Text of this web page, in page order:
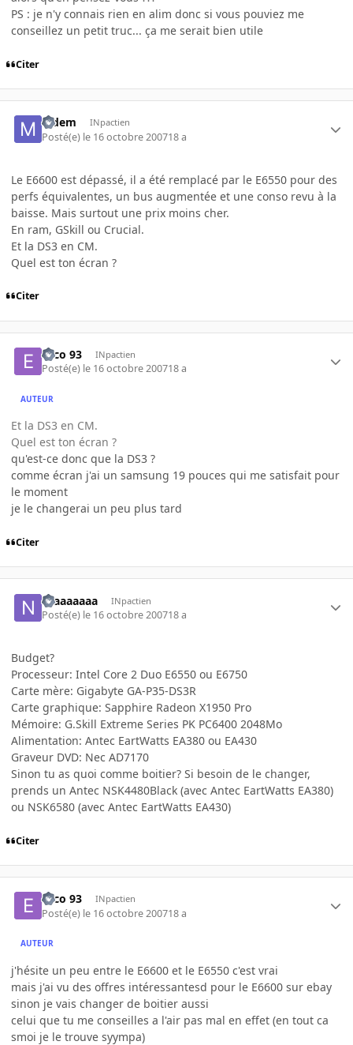
PS : je n'y connais rien en alim donc si vous pouviez me
conseillez un petit truc... ça me serait bien utile
Citer
Mdem INpactien
Posté(e) le 16 octobre 200718 a
Le E6600 est dépassé, il a été remplacé par le E6550 pour des
perfs équivalentes, un bus augmentée et une conso revu à la
baisse. Mais surtout une prix moins cher.
En ram, GSkill ou Crucial.
Et la DS3 en CM.
Quel est ton écran ?
Citer
Esco 93 INpactien
Posté(e) le 16 octobre 200718 a
AUTEUR
Et la DS3 en CM.
Quel est ton écran ?
qu'est-ce donc que la DS3 ?
comme écran j'ai un samsung 19 pouces qui me satisfait pour
le moment
je le changerai un peu plus tard
Citer
Niaaaaaaa INpactien
Posté(e) le 16 octobre 200718 a
Budget?
Processeur: Intel Core 2 Duo E6550 ou E6750
Carte mère: Gigabyte GA-P35-DS3R
Carte graphique: Sapphire Radeon X1950 Pro
Mémoire: G.Skill Extreme Series PK PC6400 2048Mo
Alimentation: Antec EartWatts EA380 ou EA430
Graveur DVD: Nec AD7170
Sinon tu as quoi comme boitier? Si besoin de le changer,
prends un Antec NSK4480Black (avec Antec EartWatts EA380)
ou NSK6580 (avec Antec EartWatts EA430)
Citer
Esco 93 INpactien
Posté(e) le 16 octobre 200718 a
AUTEUR
j'hésite un peu entre le E6600 et le E6550 c'est vrai
mais j'ai vu des offres intéressantesd pour le E6600 sur ebay
sinon je vais changer de boitier aussi
celui que tu me conseilles a l'air pas mal en effet (en tout ca
smoi je le trouve syympa)